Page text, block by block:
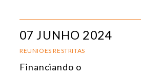
07 JUNHO 2024
REUNIÕES RESTRITAS
Financiando o